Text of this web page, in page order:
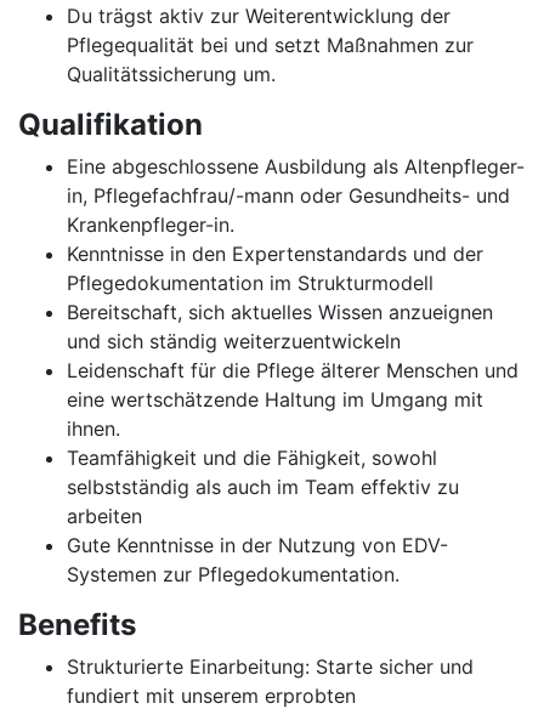
Du trägst aktiv zur Weiterentwicklung der
Pflegequalität bei und setzt Maßnahmen zur
Qualitätssicherung um.
Qualifikation
Eine abgeschlossene Ausbildung als Altenpfleger-
in, Pflegefachfrau/-mann oder Gesundheits- und
Krankenpfleger-in.
Kenntnisse in den Expertenstandards und der
Pflegedokumentation im Strukturmodell
Bereitschaft, sich aktuelles Wissen anzueignen
und sich ständig weiterzuentwickeln
Leidenschaft für die Pflege älterer Menschen und
eine wertschätzende Haltung im Umgang mit
ihnen.
Teamfähigkeit und die Fähigkeit, sowohl
selbstständig als auch im Team effektiv zu
arbeiten
Gute Kenntnisse in der Nutzung von EDV-
Systemen zur Pflegedokumentation.
Benefits
Strukturierte Einarbeitung: Starte sicher und
fundiert mit unserem erprobten